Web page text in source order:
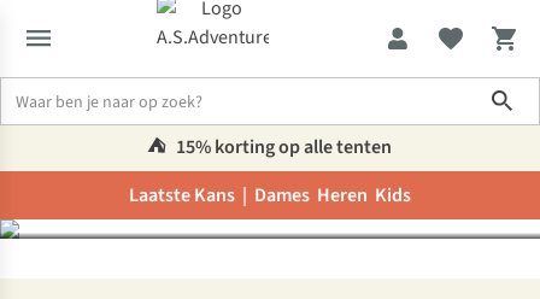
⛺️ 15% korting op alle tenten
Laatste Kans | Dames Heren Kids
Onze 7 favoriete
bestemmingen voor een
coolcation